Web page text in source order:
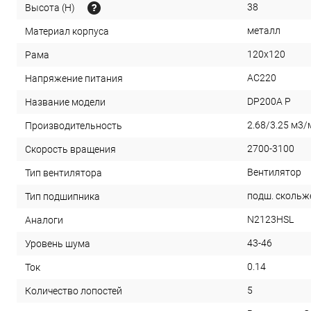
Высота (H) 38
Материал корпуса металл
Рама 120x120
Напряжение питания AC220
Название модели DP200A P
Производительность 2.68/3.25 м3/
Скорость вращения 2700-3100
Тип вентилятора Вентилятор
Тип подшипника подш.
Аналоги N2123HSL
Уровень шума 43-46
Ток 0.14
Количество лопостей 5